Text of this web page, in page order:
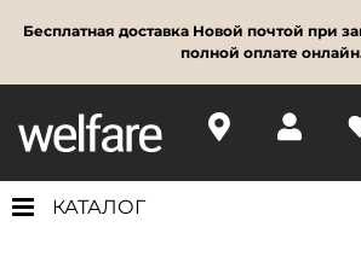
Бесплатная доставка Новой почтой при
полной оплате
КАТАЛОГ